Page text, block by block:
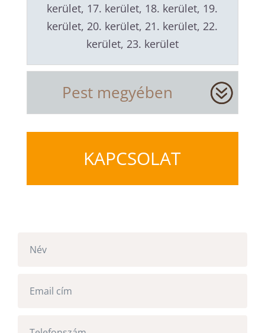
kerület, 17. kerület, 18. kerület, 19.
kerület, 20. kerület, 21. kerület, 22.
kerület, 23. kerület
Pest megyében
KAPCSOLAT